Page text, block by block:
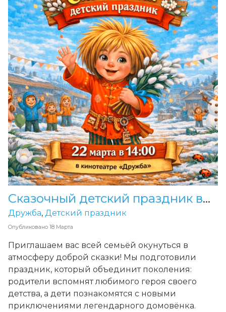
Сказочный детский праздник в кинотеатре «Дружба»
Опубликовано 18 Марта
Дружба, Детский праздник
Приглашаем вас всей семьёй окунуться в
атмосферу доброй сказки! Мы подготовили
праздник, который объединит поколения:
родители вспомнят любимого героя своего
детства, а дети познакомятся с новыми
приключениями легендарного домовёнка.